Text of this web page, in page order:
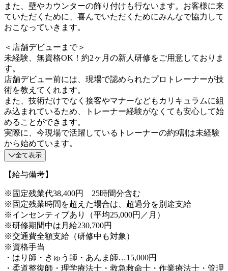
また、壁やカウンターの飾り付けも行ないます。お客様に来
ていただくために、喜んでいただくためにみんなで協力して
おこなっていきます。
＜店舗デビューまで＞
未経験、無資格OK！約2ヶ月の新人研修をご用意しておりま
す。
店舗デビュー前には、現場で認められたプロトレーナーが技
術を教えてくれます。
また、技術だけでなく接客やマナーなどもカリキュラムに組
み込まれているため、トレーナー経験がなくても安心して始
めることができます。
実際に、今現場で活躍しているトレーナーの約9割は未経験
から始めています。
全て表示
【給与備考】
※固定残業代38,400円 25時間分含む
※固定残業時間を超えた場合は、超過分を別途支給
※インセンティブあり（平均25,000円／月）
※研修期間中は月給230,700円
※交通費全額支給（研修中も対象）
※資格手当
・はり師・きゅう師・あんま師…15,000円
・柔道整復師・理学療法士・救急救命士・作業療法士・管理